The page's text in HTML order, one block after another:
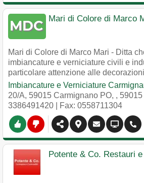
Mari di Colore di Marco
Mari di Colore di Marco Mari - Ditta
imbiancature e verniciature civili e
particolare attenzione alle
Imbiancature e Verniciature
20/A, 59015 Carmignano PO, , 59015
3386491420 | Fax: 0558711304
Potente & Co. Restauri